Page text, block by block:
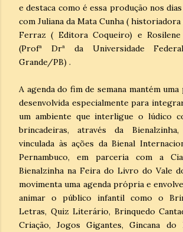
e destaca como é essa produção nos
com Juliana da Mata Cunha ( historiadora
Ferraz ( Editora Coqueiro) e
(Profª Drª da Universidade
Grande/PB) .
A agenda do fim de semana mantém uma
desenvolvida especialmente para
um ambiente que interligue o lúdico
brincadeiras, através da
vinculada às ações da Bienal
Pernambuco, em parceria com a
Bienalzinha na Feira do Livro do Vale
movimenta uma agenda própria e
animar o público infantil como o
Letras, Quiz Literário, Brinquedo
Criação, Jogos Gigantes, Gincana